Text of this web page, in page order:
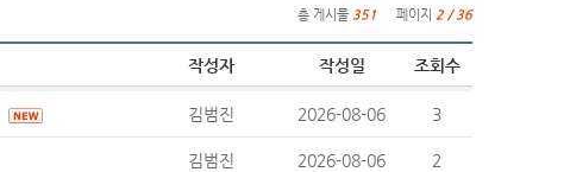
총 게시물 351 페이지 2 / 36
작성자 작성일 조회수
김범진 2026-08-06 3
김범진 2026-08-06 2